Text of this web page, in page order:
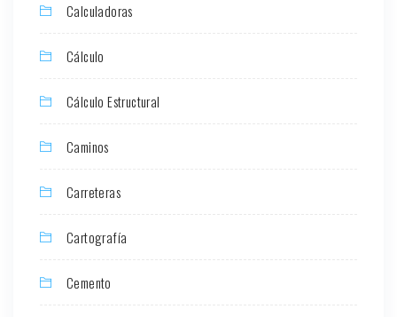
Calculadoras
Cálculo
Cálculo Estructural
Caminos
Carreteras
Cartografía
Cemento